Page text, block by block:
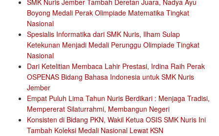
SMK Nuris Jember Tambah Deretan Juara, Nadya Ayu
Boyong Medali Perak Olimpiade Matematika Tingkat
Nasional
Spesialis Informatika dari SMK Nuris, Ilham Sulap
Ketekunan Menjadi Medali Perunggu Olimpiade Tingkat
Nasional
Dari Ketelitian Membaca Lahir Prestasi, Irdina Raih Perak
OSPENAS Bidang Bahasa Indonesia untuk SMK Nuris
Jember
Empat Puluh Lima Tahun Nuris Berdikari : Menjaga Tradisi,
Mempererat Silaturrahmi, Membangun Negeri
Konsisten di Bidang PKN, Wakil Ketua OSIS SMK Nuris Ini
Tambah Koleksi Medali Nasional Lewat KSN